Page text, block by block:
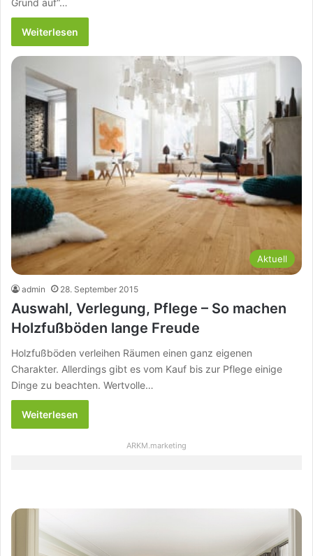
Weiterlesen
Aktuell
admin 28. September 2015
Auswahl, Verlegung, Pflege – So machen
Holzfußböden lange Freude
Holzfußböden verleihen Räumen einen ganz eigenen
Charakter. Allerdings gibt es vom Kauf bis zur Pflege einige
Dinge zu beachten. Wertvolle…
Weiterlesen
ARKM.marketing